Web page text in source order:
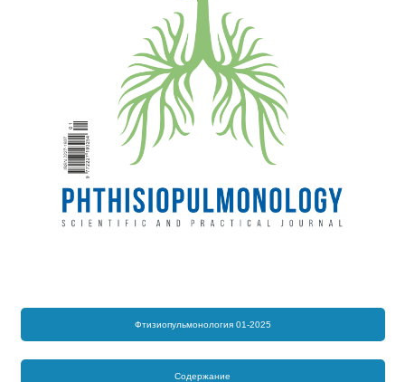
Фтизиопульмонология 01-2025
Содержание